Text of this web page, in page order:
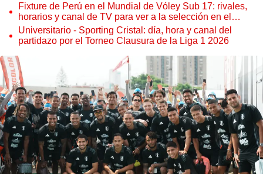
Fixture de Perú en el Mundial de Vóley Sub 17: rivales,
horarios y canal de TV para ver a la selección en el
torneo
Universitario - Sporting Cristal: día, hora y canal del
partidazo por el Torneo Clausura de la Liga 1 2026